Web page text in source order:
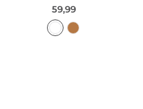
59,99